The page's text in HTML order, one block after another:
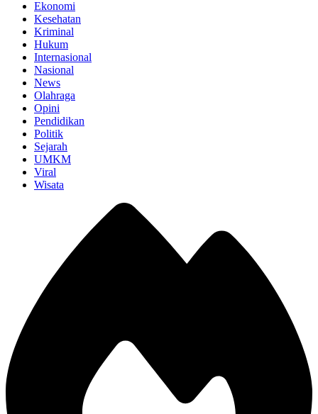
Ekonomi
Kesehatan
Kriminal
Hukum
Internasional
Nasional
News
Olahraga
Opini
Pendidikan
Politik
Sejarah
UMKM
Viral
Wisata